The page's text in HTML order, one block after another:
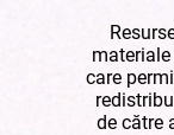
materiale
care
de către